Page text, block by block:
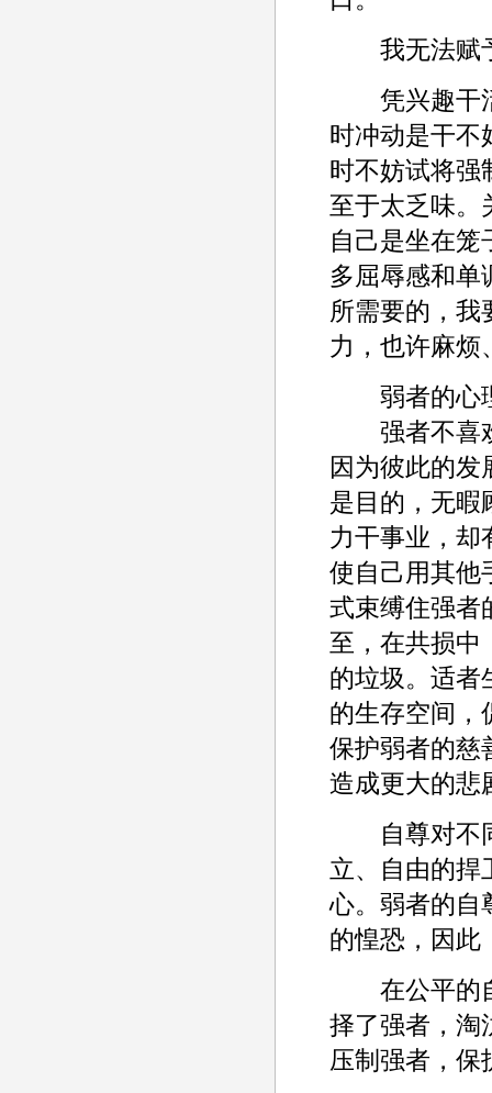
我无法赋予
凭兴趣干活
时冲动是干不
时不妨试将强
至于太乏味。
自己是坐在笼
多屈辱感和单
所需要的，我
力，也许麻烦
弱者的心理
强者不喜欢
因为彼此的发
是目的，无暇
力干事业，却
使自己用其他
式束缚住强者
至，在共损中
的垃圾。适者
的生存空间，
保护弱者的慈
造成更大的悲
自尊对不同
立、自由的捍
心。弱者的自
的惶恐，因此
在公平的自
择了强者，淘
压制强者，保